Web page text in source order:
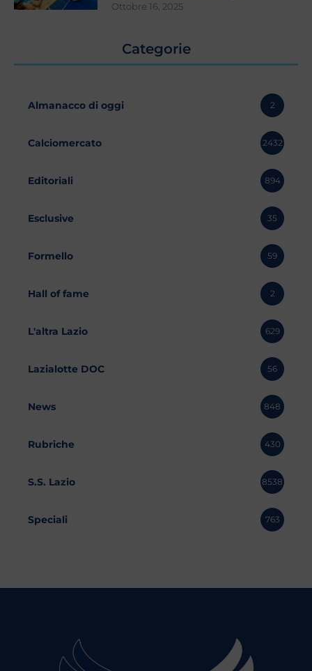
Ottobre 16, 2025
Categorie
Almanacco di oggi 2
Calciomercato 2432
Editoriali 894
Esclusive 35
Formello 59
Hall of fame 2
L'altra Lazio 629
Lazialotte DOC 56
News 848
Rubriche 430
S.S. Lazio 8538
Speciali 763